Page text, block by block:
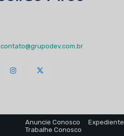
contato@grupodev.com.br
Anuncie Conosco Expediente
Trabalhe Conosco